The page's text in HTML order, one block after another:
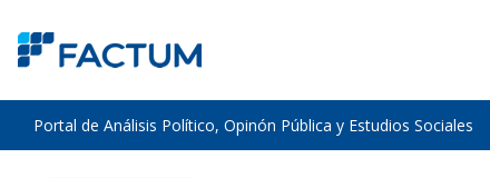
Portal de Análisis Político, Opinón Pública y Estudios Sociales